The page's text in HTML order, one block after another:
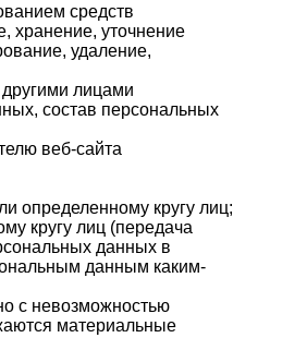
средств
хранение, уточнение
удаление,
лицами
состав персональных
веб-сайта
определенному кругу лиц;
кругу лиц (передача
данных в
данным каким-
с невозможностью
материальные